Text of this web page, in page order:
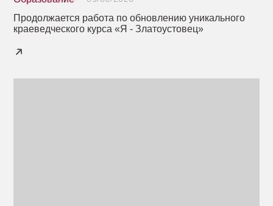
Продолжается работа по обновлению уникального
краеведческого курса «Я - Златоустовец»